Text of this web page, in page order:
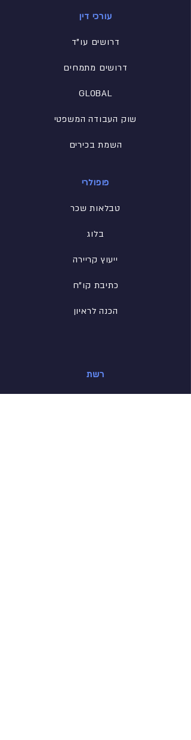
עורכי דין
דרושים עו"ד
דרושים מתמחים
GLOBAL
שוק העבודה המשפטי
השמת בכירים
פופולרי
טבלאות שכר
בלוג
ייעוץ קריירה
כתיבת קו"ח
הכנה לראיון
רשת